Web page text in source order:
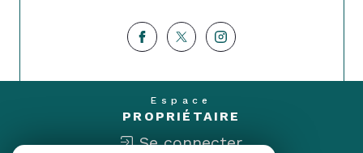
Espace
PROPRIÉTAIRE
Se connecter